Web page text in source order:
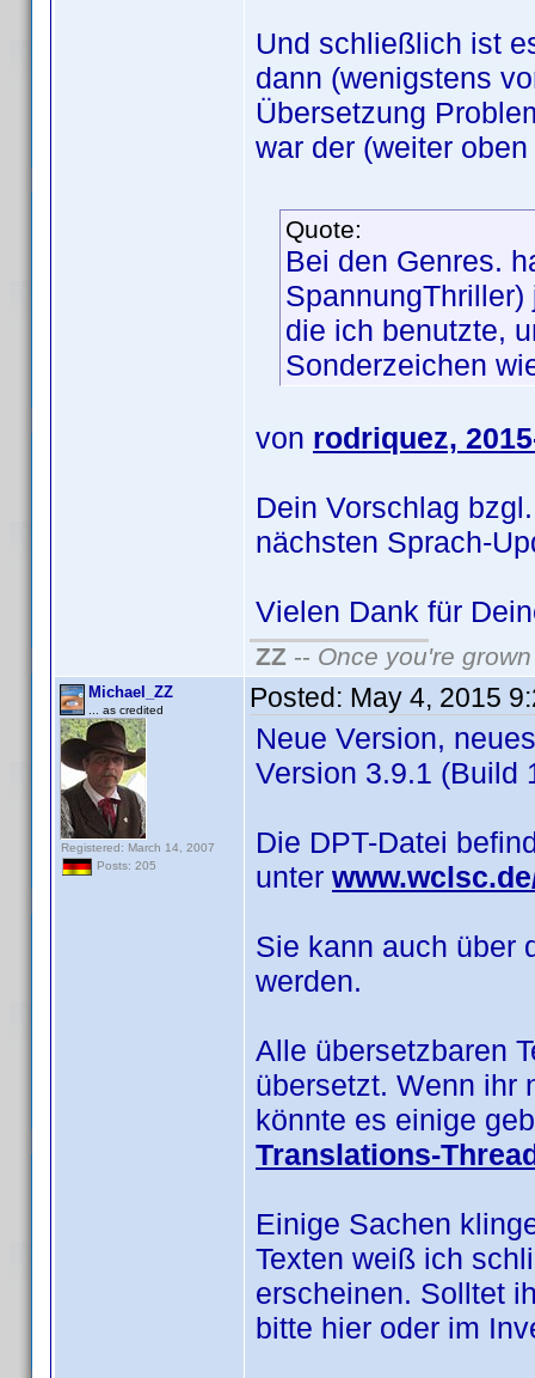
Und schließlich ist
dann (wenigstens
Übersetzung
war der (weiter
Quote:
Bei den Genres.
die ich benutzte,
Sonderzeichen
von rodriquez,
Dein Vorschlag
nächsten Sprach-
Vielen Dank für
ZZ -- Once you're
Michael_ZZ
... as credited
Registered: March 14, 2007
Posts: 205
Posted: May 4, 2015
Neue Version,
Version 3.9.1 (Build
Die DPT-Datei
unter
Sie kann auch über
werden.
Alle übersetzbaren
übersetzt. Wenn ihr
könnte es einige
Translations-
Einige Sachen
Texten weiß ich
erscheinen. Solltet
bitte hier oder im